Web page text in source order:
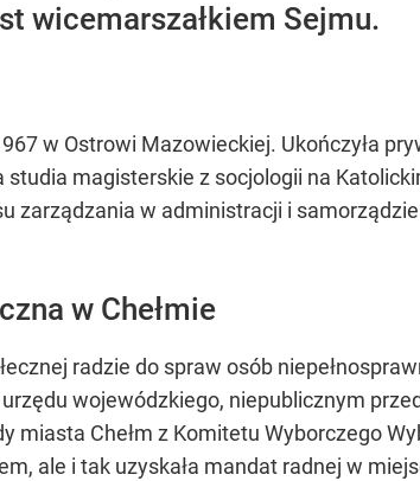
wicemarszałkiem Sejmu.
w Ostrowi Mazowieckiej. Ukończyła
magisterskie z socjologii na
zarządzania w administracji i
w Chełmie
radzie do spraw osób
wojewódzkiego, niepublicznym
miasta Chełm z Komitetu Wyborczego
ale i tak uzyskała mandat radnej w